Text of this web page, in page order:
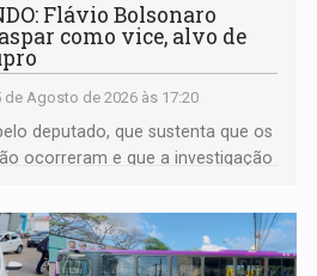
Flávio Bolsonaro
como vice, alvo de
de Agosto de 2026 às 17:20
deputado, que sustenta que os
ocorreram e que a investigação